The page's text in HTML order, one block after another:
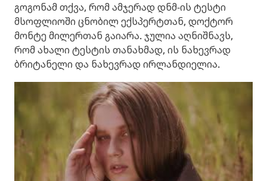
გოგონამ თქვა, რომ ამჯერად დნმ-ის ტესტი
მსოფლიოში ცნობილ ექსპერტთან, დოქტორ
მონტე მილერთან გაიარა. ჯულია აღნიშნავს,
რომ ახალი ტესტის თანახმად, ის ნახევრად
ბრიტანელი და ნახევრად ირლანდიელია.